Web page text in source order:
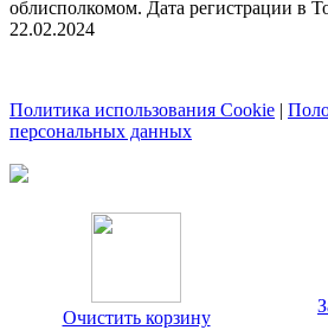
облисполкомом. Дата регистрации в
22.02.2024
Политика использования Cookie |
персональных данных
Очистить корзину